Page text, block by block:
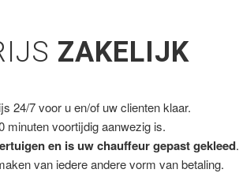
ZAKELIJK
24/7 voor u en/of uw clienten klaar.
minuten voortijdig aanwezig is.
en is uw chauffeur gepast gekleed.
van iedere andere vorm van betaling.